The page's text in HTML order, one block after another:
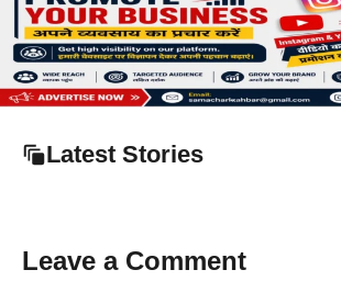
Latest Stories
Leave a Comment